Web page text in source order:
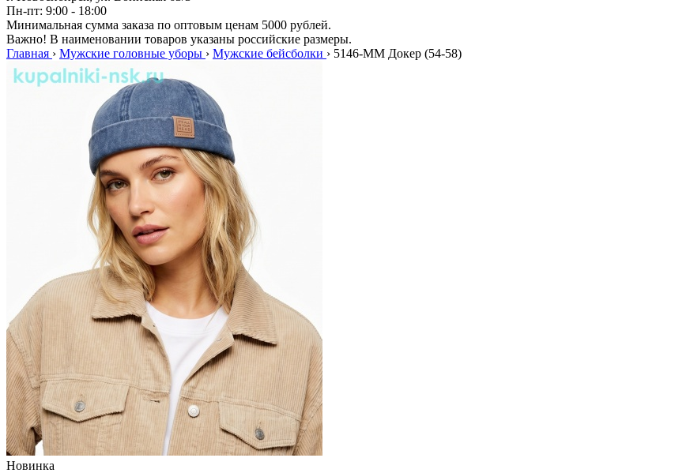
Пн-пт: 9:00 - 18:00
Минимальная сумма заказа по оптовым ценам 5000 рублей.
Важно! В наименовании товаров указаны российские размеры.
Главная › Мужские головные уборы › Мужские бейсболки › 5146-MM Докер (54-58)
Новинка